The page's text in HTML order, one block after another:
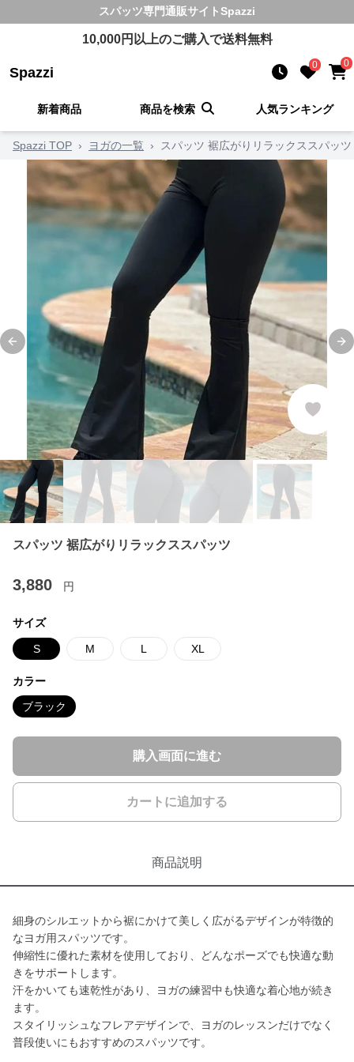
スパッツ専門通販サイトSpazzi
10,000円以上のご購入で送料無料
Spazzi 0 0
新着商品 商品を検索 人気ランキング
Spazzi TOP › ヨガの一覧 › スパッツ 裾広がりリラックススパッツ
Previous slide
スパッツ 裾広がりリラックススパッツ
3,880 円
サイズ
S M L XL
カラー
ブラック
購入画面に進む
カートに追加する
商品説明
細身のシルエットから裾にかけて美しく広がるデザインが特徴的
なヨガ用スパッツです。
伸縮性に優れた素材を使用しており、どんなポーズでも快適な動
きをサポートします。
汗をかいても速乾性があり、ヨガの練習中も快適な着心地が続き
ます。
スタイリッシュなフレアデザインで、ヨガのレッスンだけでなく
普段使いにもおすすめのスパッツです。